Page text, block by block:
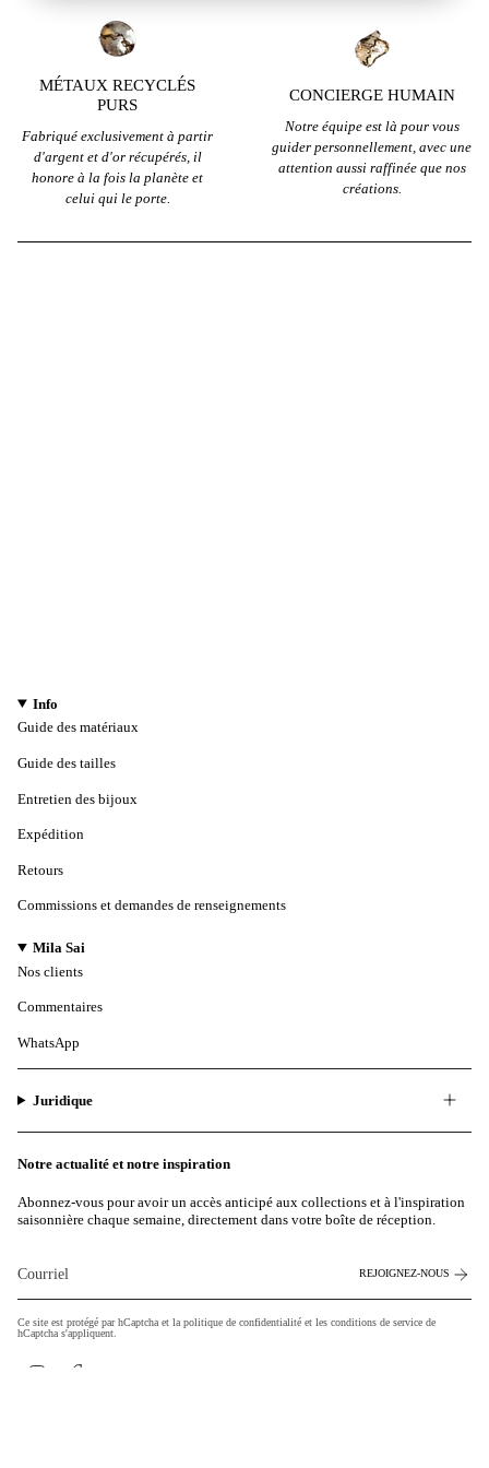
MÉTAUX RECYCLÉS
PURS
Fabriqué exclusivement à partir
d'argent et d'or récupérés, il
honore à la fois la planète et
celui qui le porte.
CONCIERGE HUMAIN
Notre équipe est là pour vous
guider personnellement, avec une
attention aussi raffinée que nos
créations.
Info
Guide des matériaux
Guide des tailles
Entretien des bijoux
Expédition
Retours
Commissions et demandes de renseignements
Mila Sai
Nos clients
Commentaires
WhatsApp
Juridique
Notre actualité et notre inspiration
Abonnez-vous pour avoir un accès anticipé aux collections et à l'inspiration
saisonnière chaque semaine, directement dans votre boîte de réception.
REJOIGNEZ-NOUS
Ce site est protégé par hCaptcha et la politique de confidentialité et les conditions de service de
hCaptcha s'appliquent.
Instagram